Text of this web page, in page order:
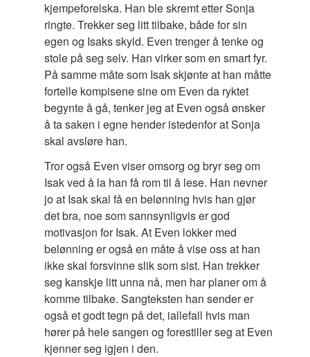
kjempeforelska. Han ble skremt etter Sonja
ringte. Trekker seg litt tilbake, både for sin
egen og Isaks skyld. Even trenger å tenke og
stole på seg selv. Han virker som en smart fyr.
På samme måte som Isak skjønte at han måtte
fortelle kompisene sine om Even da ryktet
begynte å gå, tenker jeg at Even også ønsker
å ta saken i egne hender istedenfor at Sonja
skal avsløre han.
Tror også Even viser omsorg og bryr seg om
Isak ved å la han få rom til å lese. Han nevner
jo at Isak skal få en belønning hvis han gjør
det bra, noe som sannsynligvis er god
motivasjon for Isak. At Even lokker med
belønning er også en måte å vise oss at han
ikke skal forsvinne slik som sist. Han trekker
seg kanskje litt unna nå, men har planer om å
komme tilbake. Sangteksten han sender er
også et godt tegn på det, iallefall hvis man
hører på hele sangen og forestiller seg at Even
kjenner seg igjen i den.